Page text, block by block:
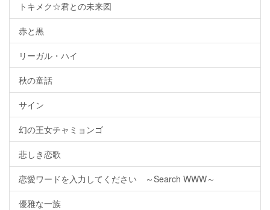
トキメク☆君との未来図
赤と黒
リーガル・ハイ
秋の童話
サイン
幻の王女チャミョンゴ
悲しき恋歌
恋愛ワードを入力してください ～Search WWW～
優雅な一族